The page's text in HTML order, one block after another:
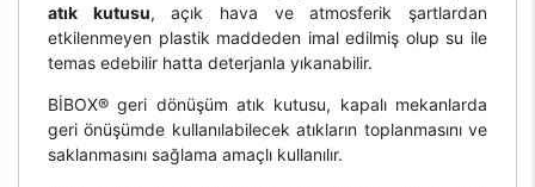
atık kutusu, açık hava ve atmosferik şartlardan
etkilenmeyen plastik maddeden imal edilmiş olup su ile
temas edebilir hatta deterjanla yıkanabilir.
BİBOX® geri dönüşüm atık kutusu, kapalı mekanlarda
geri önüşümde kullanılabilecek atıkların toplanmasını ve
saklanmasını sağlama amaçlı kullanılır.